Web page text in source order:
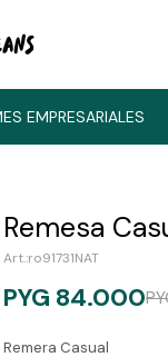
EMPRESARIALES
Remesa
ro91731NAT
PYG 84.000
Remera Casual